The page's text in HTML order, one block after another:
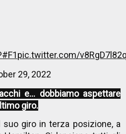
#F1pic.twitter.com/
29, 2022
e... dobbiamo aspettare
giro.
giro in terza posizione, a